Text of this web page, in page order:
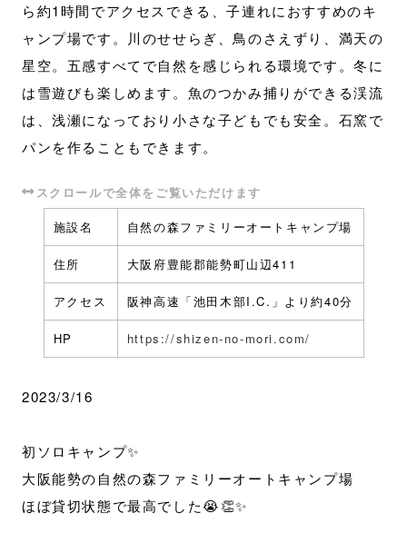
ら約1時間でアクセスできる、子連れにおすすめのキ
ャンプ場です。川のせせらぎ、鳥のさえずり、満天の
星空。五感すべてで自然を感じられる環境です。冬に
は雪遊びも楽しめます。魚のつかみ捕りができる渓流
は、浅瀬になっており小さな子どもでも安全。石窯で
パンを作ることもできます。
施設名 自然の森ファミリーオートキャンプ場
住所 大阪府豊能郡能勢町山辺411
アクセス 阪神高速「池田木部I.C.」より約40分
HP https://shizen-no-mori.com/
2023/3/16
初ソロキャンプ✨
大阪能勢の自然の森ファミリーオートキャンプ場
ほぼ貸切状態で最高でした😭👏✨